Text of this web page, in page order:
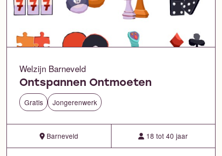
Welzijn Barneveld
Ontspannen Ontmoeten
Gratis Jongerenwerk
Barneveld 18 tot 40 jaar